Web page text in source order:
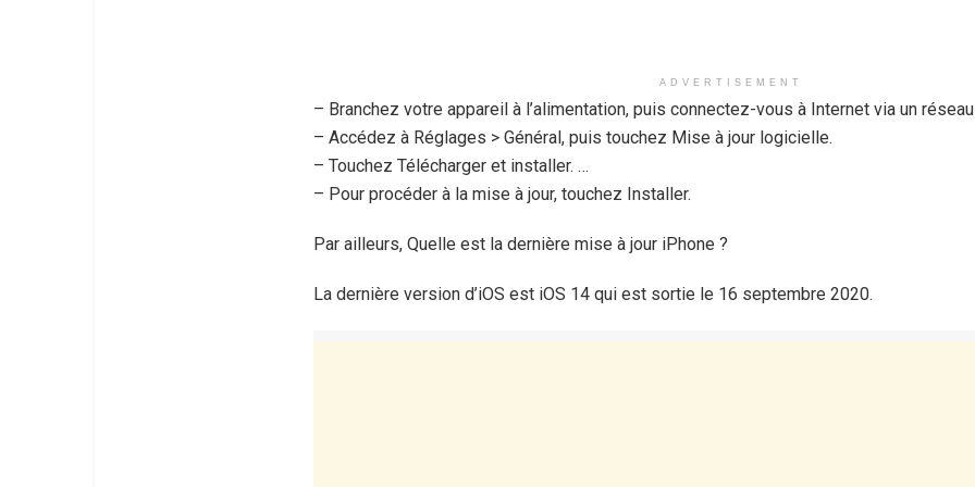
ADVERTISEMENT
– Branchez votre appareil à l’alimentation, puis connectez-vous à Internet via un
– Accédez à Réglages > Général, puis touchez Mise à jour logicielle.
– Touchez Télécharger et installer. …
– Pour procéder à la mise à jour, touchez Installer.
Par ailleurs, Quelle est la dernière mise à jour iPhone ?
La dernière version d’iOS est iOS 14 qui est sortie le 16 septembre 2020.